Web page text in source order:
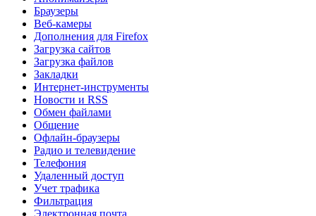
Браузеры
Веб-камеры
Дополнения для Firefox
Загрузка сайтов
Загрузка файлов
Закладки
Интернет-инструменты
Новости и RSS
Обмен файлами
Общение
Офлайн-браузеры
Радио и телевидение
Телефония
Удаленный доступ
Учет трафика
Фильтрация